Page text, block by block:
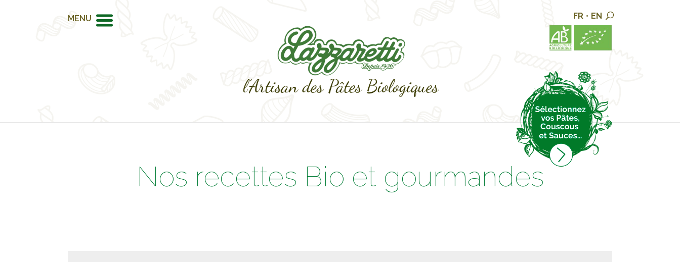
MENU FR • EN
Nos recettes Bio et gourmandes